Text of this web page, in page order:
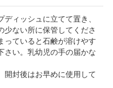
ィッシュに立てて置き、
少ない所に保管してくださ
っていると石鹸が溶けやす
さい。乳幼児の手の届かな
開封後はお早めに使用して